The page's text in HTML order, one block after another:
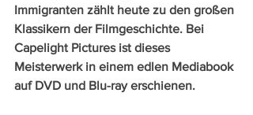
Immigranten zählt heute zu den großen
Klassikern der Filmgeschichte. Bei
Capelight Pictures ist dieses
Meisterwerk in einem edlen Mediabook
auf DVD und Blu-ray erschienen.